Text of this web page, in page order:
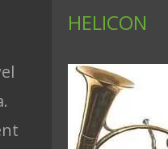
HELICON